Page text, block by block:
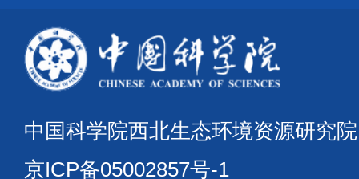
中国科学院西北生态环境资源研
京ICP备05002857号-1